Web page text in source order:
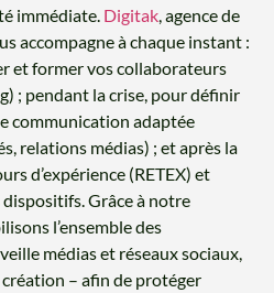
immédiate. Digitak , agence de
accompagne à chaque instant :
et former vos collaborateurs
; pendant la crise, pour définir
communication adaptée
relations médias) ; et après la
d’expérience (RETEX) et
Grâce à notre
l’ensemble des
médias et réseaux sociaux,
– afin de protéger